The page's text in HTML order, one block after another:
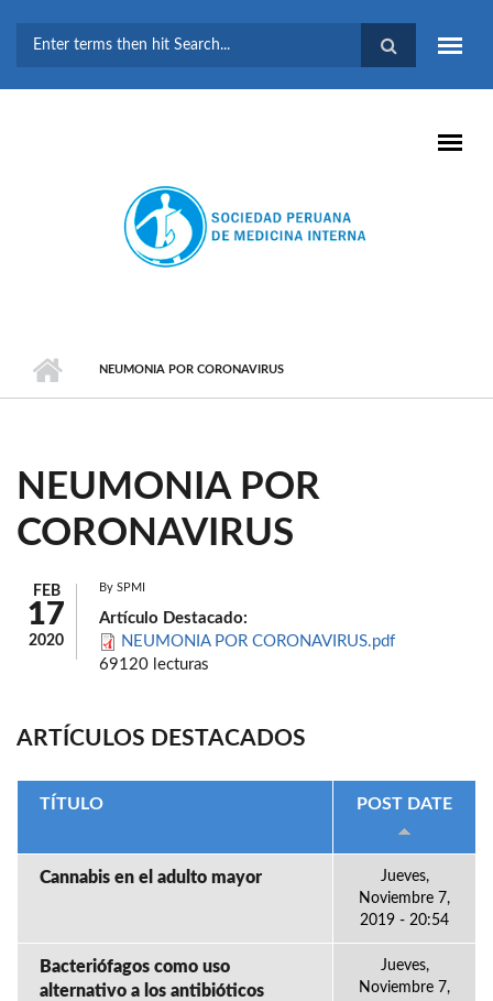
BÚSQUEDA
NEUMONIA POR CORONAVIRUS
NEUMONIA POR
CORONAVIRUS
FEB
17
2020
By SPMI
Artículo Destacado:
NEUMONIA POR CORONAVIRUS.pdf
69120 lecturas
ARTÍCULOS DESTACADOS
TÍTULO POST DATE
Cannabis en el adulto mayor
Jueves,
Noviembre 7,
2019 - 20:54
Bacteriófagos como uso
alternativo a los antibióticos
Jueves,
Noviembre 7,